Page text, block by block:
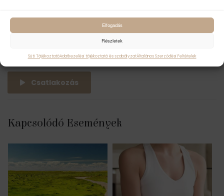
Elfogadás
Részletek
Süti TájékoztatóAdatkezelési tájékoztató és szabályzatÁltalános Szerződési Feltételek
Esemény címkék:
brahmamuhurta,
omkára,reggeli,tanítás
Csatlakozás
Kapcsolódó Események